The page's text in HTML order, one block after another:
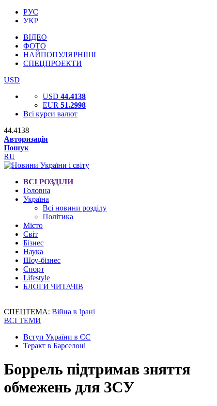
РУС
УКР
ВІДЕО
ФОТО
НАЙПОПУЛЯРНІШІ
СПЕЦПРОЕКТИ
USD
USD 44.4138
EUR 51.2998
Всі курси валют
44.4138
Авторизація
Пошук
RU
ВСІ РОЗДІЛИ
Головна
Україна
Всі новини розділу
Політика
Місто
Світ
Бізнес
Наука
Шоу-бізнес
Спорт
Lifestyle
БЛОГИ ЧИТАЧІВ
СПЕЦТЕМА: Війна в Ірані
ВСІ ТЕМИ
Вступ України в ЄС
Теракт в Барселоні
Боррель підтримав зняття
обмежень для ЗСУ